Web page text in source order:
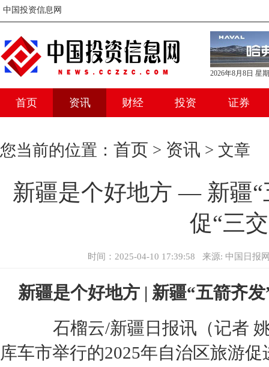
中国投资信息网
2026年8月8日 星
首页 资讯 财经 投资 证券
您当前的位置： 首页 > 资讯 > 文章
新疆是个好地方 — 新疆“
促“三
时间：2025-04-10 17:39:58 来源: 中国日
新疆是个好地方 | 新疆“五箭齐
石榴云/新疆日报讯（记者 姚
库车市举行的2025年自治区旅游